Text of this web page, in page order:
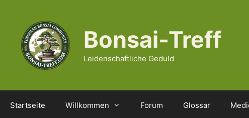
springen
Bonsai-Treff
Leidenschaftliche Geduld
Startseite Willkommen Forum Glossar